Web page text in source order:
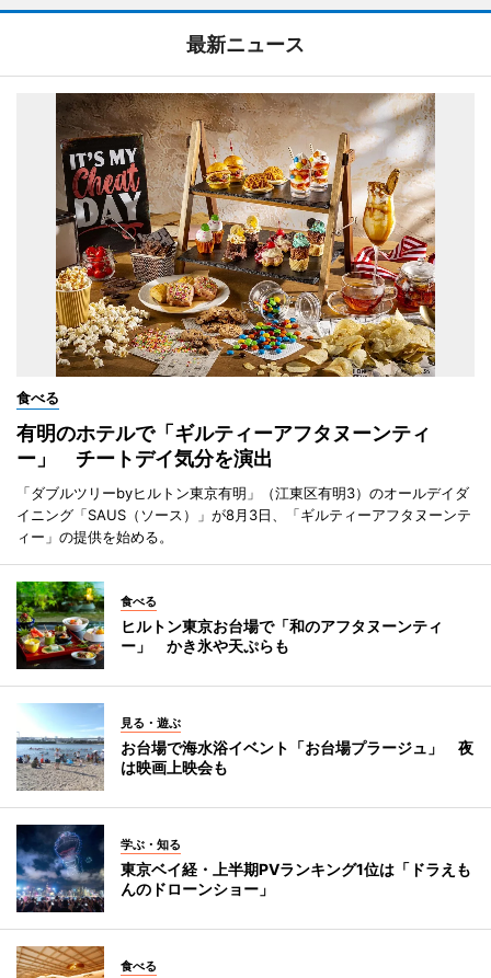
最新ニュース
食べる
有明のホテルで「ギルティーアフタヌーンティ
ー」 チートデイ気分を演出
「ダブルツリーbyヒルトン東京有明」（江東区有明3）のオールデイダ
イニング「SAUS（ソース）」が8月3日、「ギルティーアフタヌーンテ
ィー」の提供を始める。
食べる
ヒルトン東京お台場で「和のアフタヌーンティ
ー」 かき氷や天ぷらも
見る・遊ぶ
お台場で海水浴イベント「お台場プラージュ」 夜
は映画上映会も
学ぶ・知る
東京ベイ経・上半期PVランキング1位は「ドラえも
んのドローンショー」
食べる